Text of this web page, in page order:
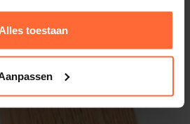
Alles toestaan